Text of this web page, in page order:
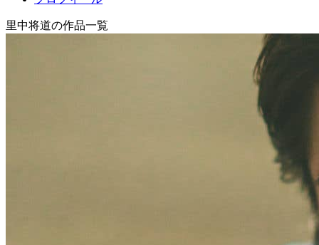
里中将道の作品一覧